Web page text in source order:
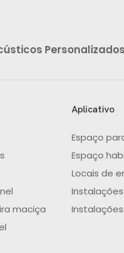
Personalizados
maciça
Aplicativo
Espaço
Espaço
Locais de